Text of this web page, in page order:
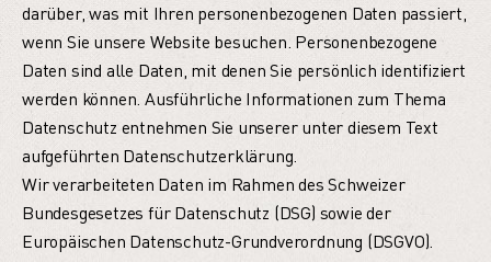
darüber, was mit Ihren personenbezogenen Daten passiert,
wenn Sie unsere Website besuchen. Personenbezogene
Daten sind alle Daten, mit denen Sie persönlich identifiziert
werden können. Ausführliche Informationen zum Thema
Datenschutz entnehmen Sie unserer unter diesem Text
aufgeführten Datenschutzerklärung.
Wir verarbeiteten Daten im Rahmen des Schweizer
Bundesgesetzes für Datenschutz (DSG) sowie der
Europäischen Datenschutz-Grundverordnung (DSGVO).